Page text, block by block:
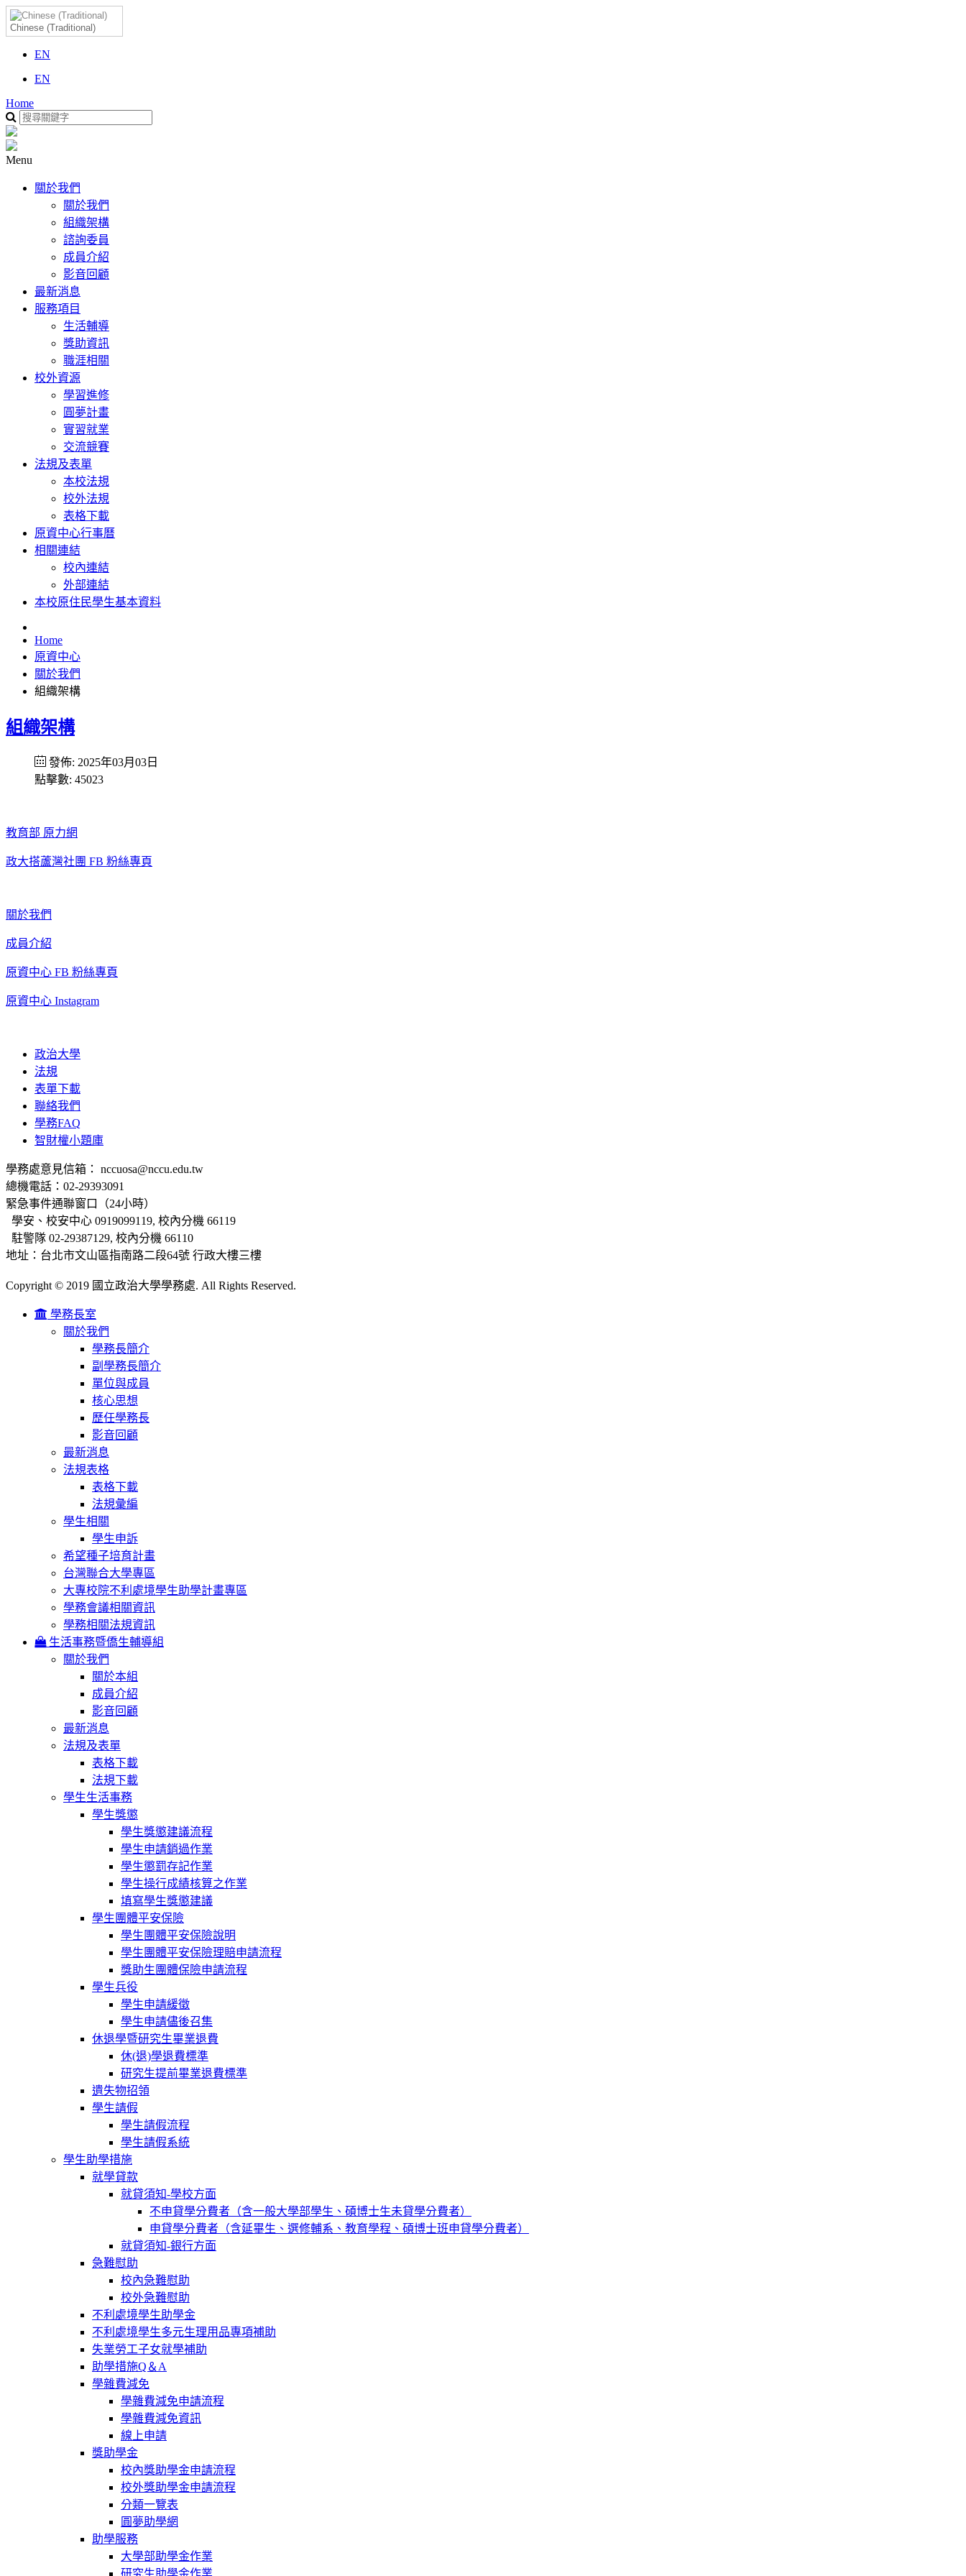
Chinese (Traditional)
EN
EN
Home
Menu
關於我們
關於我們
組織架構
諮詢委員
成員介紹
影音回顧
最新消息
服務項目
生活輔導
獎助資訊
職涯相關
校外資源
學習進修
圓夢計畫
實習就業
交流競賽
法規及表單
本校法規
校外法規
表格下載
原資中心行事曆
相關連結
校內連結
外部連結
本校原住民學生基本資料
Home
原資中心
關於我們
組織架構
組織架構
發佈: 2025年03月03日
點擊數: 45023
教育部 原力網
政大搭蘆灣社團 FB 粉絲專頁
關於我們
成員介紹
原資中心 FB 粉絲專頁
原資中心 Instagram
政治大學
法規
表單下載
聯絡我們
學務FAQ
智財權小題庫
學務處意見信箱： nccuosa@nccu.edu.tw
總機電話：02-29393091
緊急事件通聯窗口（24小時）
學安、校安中心 0919099119, 校內分機 66119
駐警隊 02-29387129, 校內分機 66110
地址：台北市文山區指南路二段64號 行政大樓三樓
Copyright © 2019 國立政治大學學務處. All Rights Reserved.
學務長室
關於我們
學務長簡介
副學務長簡介
單位與成員
核心思想
歷任學務長
影音回顧
最新消息
法規表格
表格下載
法規彙編
學生相關
學生申訴
希望種子培育計畫
台灣聯合大學專區
大專校院不利處境學生助學計畫專區
學務會議相關資訊
學務相關法規資訊
生活事務暨僑生輔導組
關於我們
關於本組
成員介紹
影音回顧
最新消息
法規及表單
表格下載
法規下載
學生生活事務
學生獎懲
學生獎懲建議流程
學生申請銷過作業
學生懲罰存記作業
學生操行成績核算之作業
填寫學生獎懲建議
學生團體平安保險
學生團體平安保險說明
學生團體平安保險理賠申請流程
獎助生團體保險申請流程
學生兵役
學生申請緩徵
學生申請儘後召集
休退學暨研究生畢業退費
休(退)學退費標準
研究生提前畢業退費標準
遺失物招領
學生請假
學生請假流程
學生請假系統
學生助學措施
就學貸款
就貸須知-學校方面
不申貸學分費者（含一般大學部學生、碩博士生未貸學分費者）
申貸學分費者（含延畢生、選修輔系、教育學程、碩博士班申貸學分費者）
就貸須知-銀行方面
急難慰助
校內急難慰助
校外急難慰助
不利處境學生助學金
不利處境學生多元生理用品專項補助
失業勞工子女就學補助
助學措施Q＆A
學雜費減免
學雜費減免申請流程
學雜費減免資訊
線上申請
獎助學金
校內獎助學金申請流程
校外獎助學金申請流程
分類一覽表
圓夢助學網
助學服務
大學部助學金作業
研究生助學金作業